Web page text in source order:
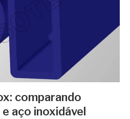
comparando
e aço inoxidável